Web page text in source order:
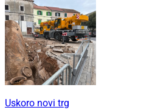
Uskoro novi trg